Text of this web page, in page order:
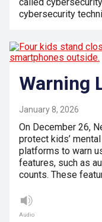
cybersecurity
Warning
January 8, 2026
On December 26,
protect kids’
platforms to warn
features, such as
counts. These
Audio